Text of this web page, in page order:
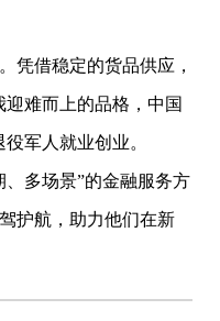
借稳定的货品供应，
难而上的品格，中国
军人就业创业。
多场景”的金融服务方
护航，助力他们在新